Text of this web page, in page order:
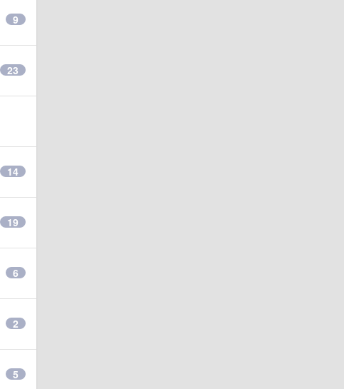
9
23
14
19
6
2
5